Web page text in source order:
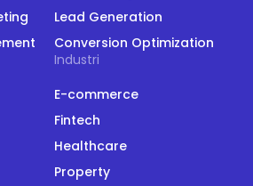
Lead Generation
Conversion Optimization
Industri
E-commerce
Fintech
Healthcare
Property